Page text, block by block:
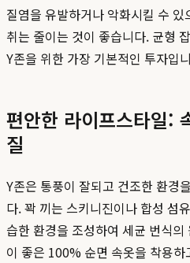
질염을 유발하거나 악화시킬 수
취는 줄이는 것이 좋습니다. 균형
Y존을 위한 가장 기본적인 투자입
편안한 라이프스타일:
질
Y존은 통풍이 잘되고 건조한 환경
다. 꽉 끼는 스키니진이나 합성 섬
습한 환경을 조성하여 세균 번식
이 좋은 100% 순면 속옷을 착용